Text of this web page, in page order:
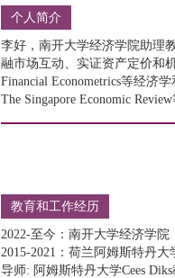
个人简介
李好，南开大学经济学院助理
融市场互动、实证资产定价和
Financial Econometrics等经济
The Singapore Economic
教育和工作经历
2022-至今：南开大学经济学院
2015-2021：荷兰阿姆斯特丹
导师: 阿姆斯特丹大学Cees